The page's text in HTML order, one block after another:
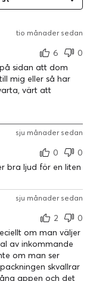
RGB
att välja
din
gör att du kan
in i en groove
det enkelt med
tio månader sedan
6
0
sidan att dom
mig eller så har
värt att
sju månader sedan
0
0
bra ljud för en liten
sju månader sedan
2
0
om man väljer
av inkommande
om man ser
skvallrar
appen och det